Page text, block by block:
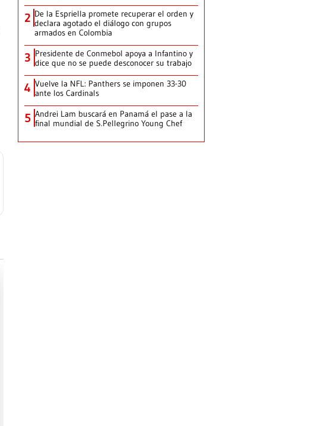
2 De la Espriella promete recuperar el orden y
declara agotado el diálogo con grupos
armados en Colombia
3 Presidente de Conmebol apoya a Infantino y
dice que no se puede desconocer su trabajo
4 Vuelve la NFL: Panthers se imponen 33-30
ante los Cardinals
5 Andrei Lam buscará en Panamá el pase a la
final mundial de S.Pellegrino Young Chef